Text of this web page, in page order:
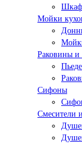
Мойки
Раковины и
Сифоны
Смесители